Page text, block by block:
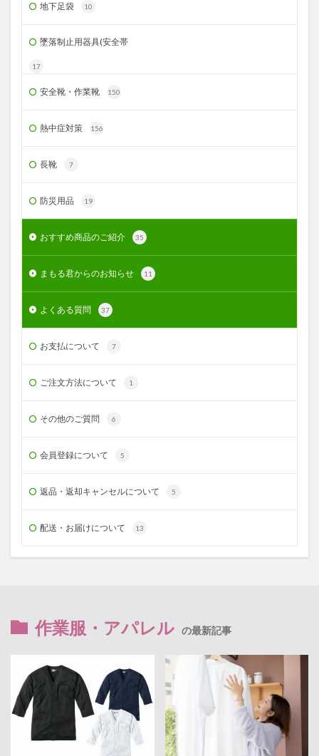
地下足袋 10
墜落制止用器具(安全帯
17
安全靴・作業靴 150
熱中症対策 156
長靴 7
防災用品 19
おすすめ商品のご紹介 35
まもる君からのお知らせ 11
よくある質問 37
お支払について 7
ご注文方法について 1
その他のご質問 6
会員登録について 5
返品・返却キャンセルについて 5
配送・お届けについて 13
作業服・アパレル の最新記事